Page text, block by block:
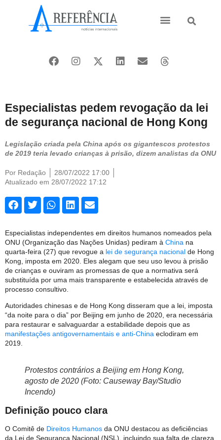
Especialistas pedem revogação da lei
de segurança nacional de Hong Kong
Legislação criada pela China após os gigantescos protestos
de 2019 teria levado crianças à prisão, dizem analistas da ONU
Por Redação
28/07/2022 17:00
Atualizado em 28/07/2022 17:12
Especialistas independentes em direitos humanos nomeados pela
ONU (Organização das Nações Unidas) pediram à China na
quarta-feira (27) que revogue a lei de segurança nacional de Hong
Kong, imposta em 2020. Eles alegam que seu uso levou à prisão
de crianças e ouviram as promessas de que a normativa será
substituída por uma mais transparente e estabelecida através de
processo consultivo.
Autoridades chinesas e de Hong Kong disseram que a lei, imposta
“da noite para o dia” por Beijing em junho de 2020, era necessária
para restaurar e salvaguardar a estabilidade depois que as
manifestações antigovernamentais e anti-China eclodiram em
2019.
Protestos contrários a Beijing em Hong Kong,
agosto de 2020 (Foto: Causeway Bay/Studio
Incendo)
Definição pouco clara
O Comitê de Direitos Humanos da ONU destacou as deficiências
da Lei de Segurança Nacional (NSL), incluindo sua falta de clareza